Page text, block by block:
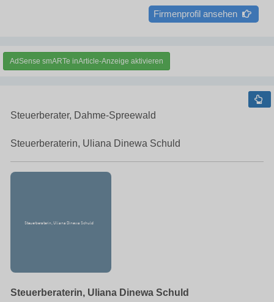
Firmenprofil ansehen
AdSense smARTe inArticle-Anzeige aktivieren
Steuerberater, Dahme-Spreewald
Steuerberaterin, Uliana Dinewa Schuld
Steuerberaterin, Uliana Dinewa Schuld